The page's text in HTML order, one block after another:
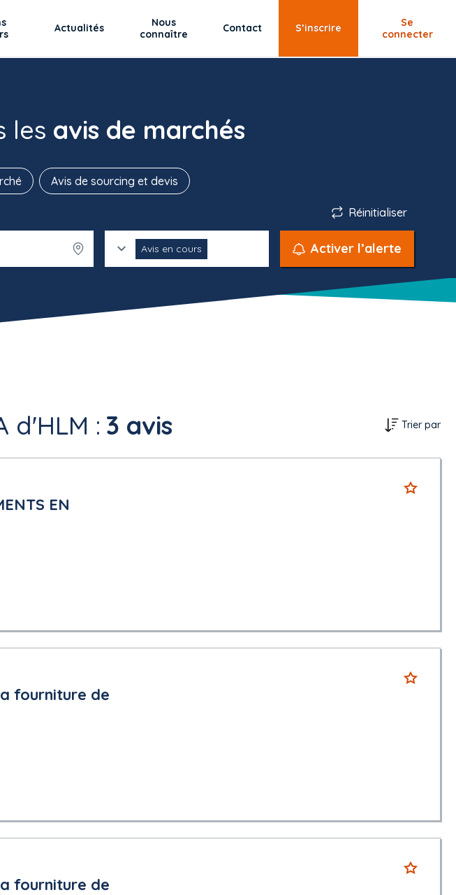
Actualités
Nous
connaître
Contact S’inscrire
Se
connecter
les avis de marchés
Avis de sourcing et devis
Réinitialiser
Avis en cours Activer l’alerte
d'HLM : 3 avis Trier par
EN
fourniture de
fourniture de